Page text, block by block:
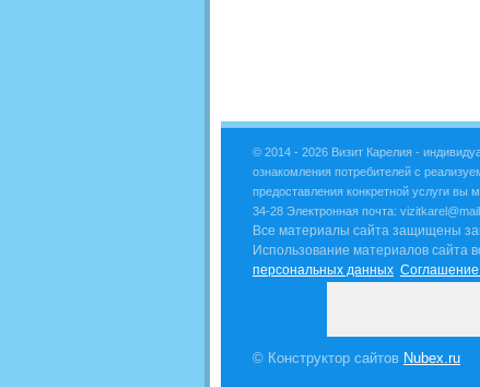
© 2014 - 2026 Визит Карелия -
ознакомления потребителей с
предоставления конкретной услуги вы
34-28 Электронная почта:
Все материалы сайта защищены
Использование материалов сайта
персональных данных Соглашение
© Конструктор сайтов Nubex.ru